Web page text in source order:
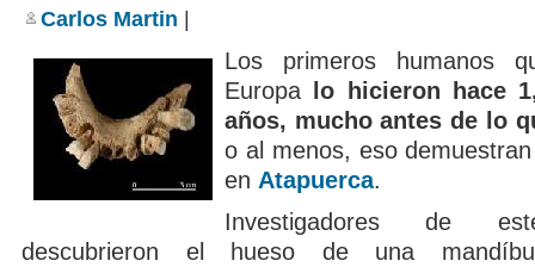
Carlos Martin
Los primeros humanos
Europa
lo hicieron hace
años, mucho antes de lo
o al menos, eso
en Atapuerca.
Investigadores de
descubrieron el hueso de una